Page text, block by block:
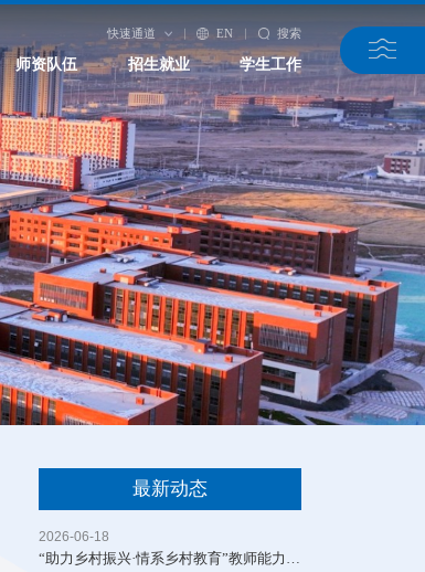
快速通道 EN 搜索
师资队伍 招生就业 学生工作
最新动态
2026-06-18
​“助力乡村振兴·情系乡村教育”教师能力提升培训班成功举办